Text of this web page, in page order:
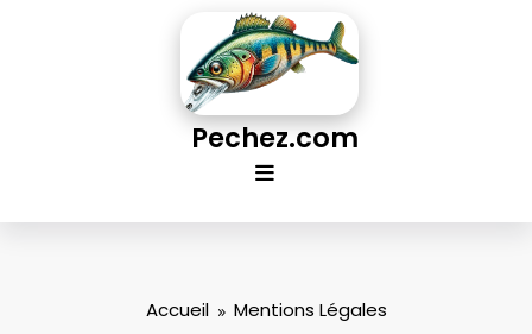
Pechez.com
Accueil Mentions Légales